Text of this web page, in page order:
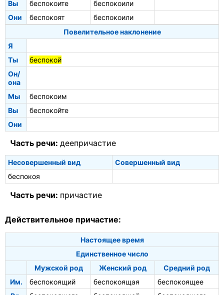
Вы
беспокоите
беспокоили
Они
беспокоят
беспокоили
Повелительное наклонение
Я
Ты
беспокой
Он/
она
Мы
беспокоим
Вы
беспокойте
Они
Часть речи: деепричастие
Несовершенный вид
Совершенный вид
беспокоя
Часть речи: причастие
Действительное причастие:
Настоящее время
Единственное число
Мужской род
Женский род
Средний род
Им.
беспокоящий беспокоящая
беспокоящее